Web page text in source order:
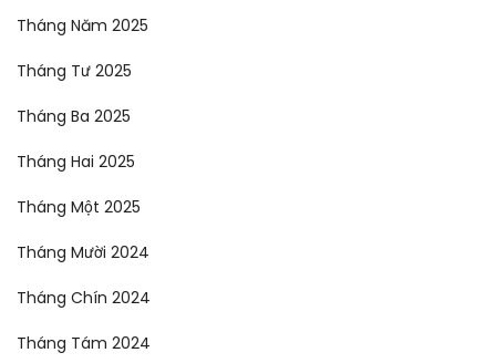
Tháng Năm 2025
Tháng Tư 2025
Tháng Ba 2025
Tháng Hai 2025
Tháng Một 2025
Tháng Mười 2024
Tháng Chín 2024
Tháng Tám 2024